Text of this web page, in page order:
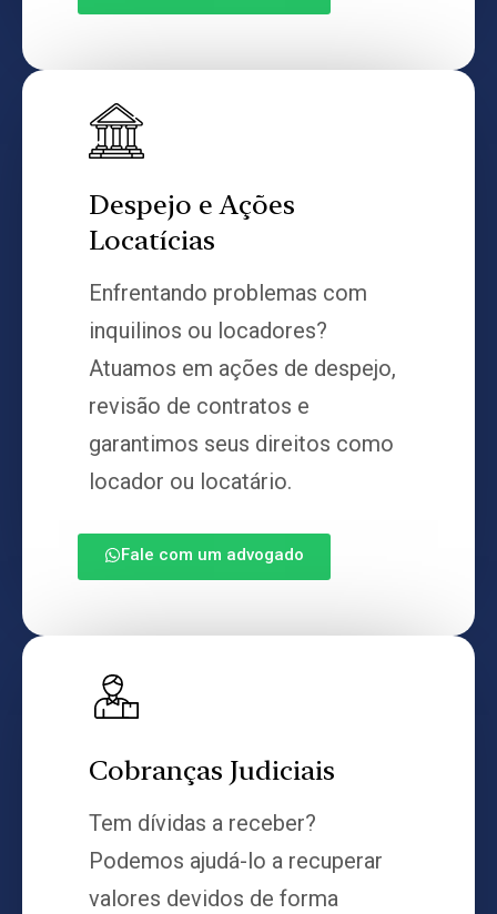
Despejo e Ações
Locatícias
Enfrentando problemas com
inquilinos ou locadores?
Atuamos em ações de despejo,
revisão de contratos e
garantimos seus direitos como
locador ou locatário.
Fale com um advogado
Cobranças Judiciais
Tem dívidas a receber?
Podemos ajudá-lo a recuperar
valores devidos de forma